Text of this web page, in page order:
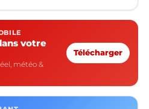
votre
météo &
Télécharger